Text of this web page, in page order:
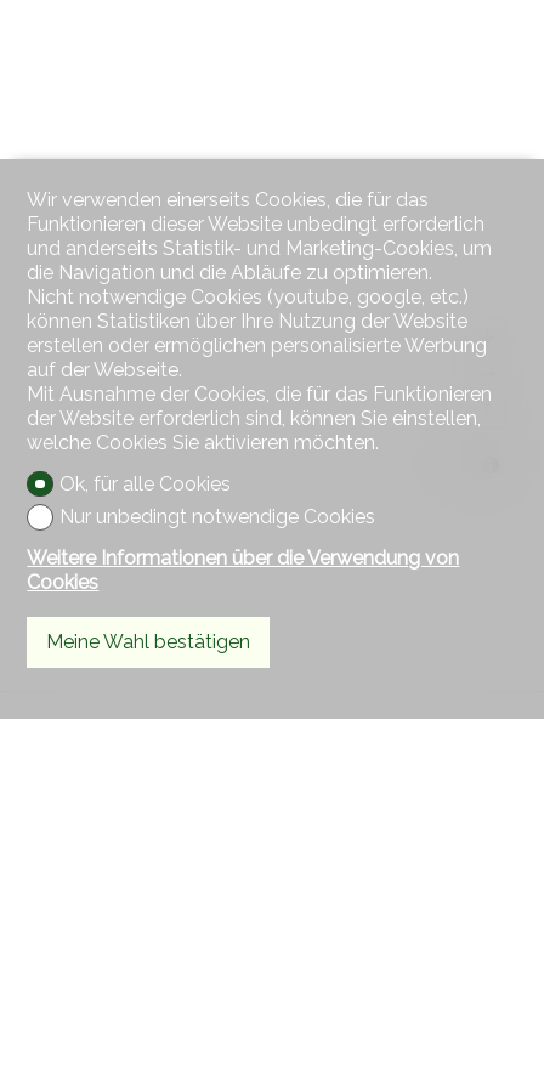
Wir verwenden einerseits Cookies, die für das
Funktionieren dieser Website unbedingt erforderlich
und anderseits Statistik- und Marketing-Cookies, um
die Navigation und die Abläufe zu optimieren.
Nicht notwendige Cookies (youtube, google, etc.)
können Statistiken über Ihre Nutzung der Website
erstellen oder ermöglichen personalisierte Werbung
auf der Webseite.
Mit Ausnahme der Cookies, die für das Funktionieren
der Website erforderlich sind, können Sie einstellen,
welche Cookies Sie aktivieren möchten.
Ok, für alle Cookies
Nur unbedingt notwendige Cookies
Weitere Informationen über die Verwendung von
Cookies
Meine Wahl bestätigen